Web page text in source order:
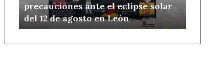
eclipse
solar
del
precauciones ante el eclipse solar
del 12 de agosto en León